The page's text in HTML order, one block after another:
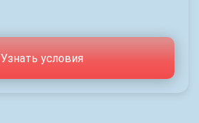
Узнать условия